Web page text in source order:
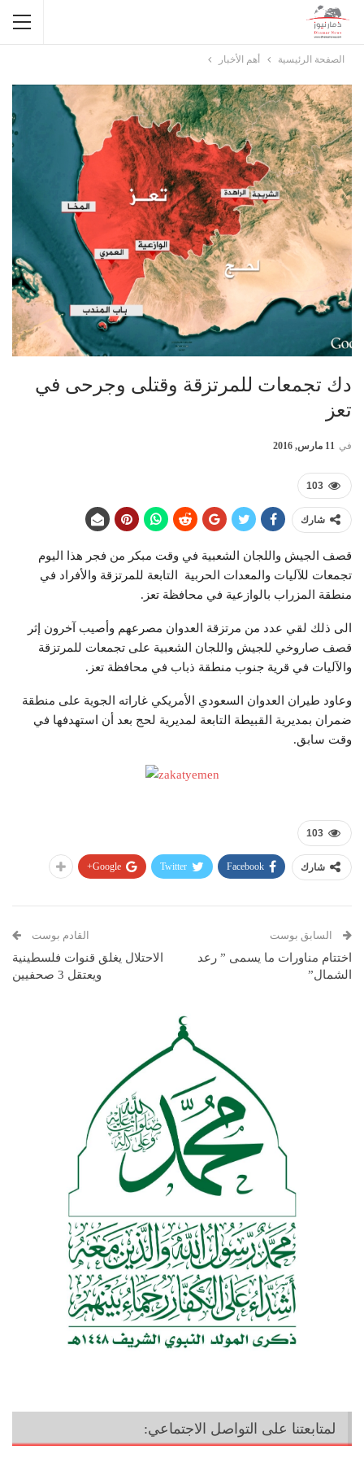
الصفحة الرئيسية أهم الأخبار
دك تجمعات للمرتزقة وقتلى وجرحى في
تعز
في 11 مارس, 2016
103
شارك
قصف الجيش واللجان الشعبية في وقت مبكر من فجر هذا اليوم
تجمعات للآليات والمعدات الحربية التابعة للمرتزقة والأفراد في
منطقة المزراب بالوازعية في محافظة تعز.
الى ذلك لقي عدد من مرتزقة العدوان مصرعهم وأصيب آخرون إثر
قصف صاروخي للجيش واللجان الشعبية على تجمعات للمرتزقة
والآليات في قرية جنوب منطقة ذباب في محافظة تعز.
وعاود طيران العدوان السعودي الأمريكي غاراته الجوية على منطقة
ضمران بمديرية القبيطة التابعة لمديرية لحج بعد أن استهدفها في
وقت سابق.
103
شارك Facebook
Twitter
Google+
السابق بوست
اختتام مناورات ما يسمى ” رعد
الشمال”
القادم بوست
الاحتلال يغلق قنوات فلسطينية
ويعتقل 3 صحفيين
لمتابعتنا على التواصل الاجتماعي: